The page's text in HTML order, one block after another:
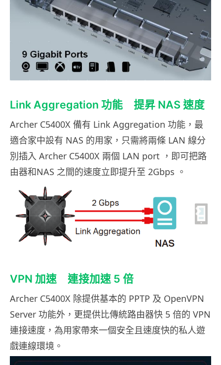
Link Aggregation 功能 提昇 NAS 速度
Archer C5400X 備有 Link Aggregation 功能，最
適合家中設有 NAS 的用家，只需將兩條 LAN 線分
別插入 Archer C5400X 兩個 LAN port ，即可把路
由器和NAS 之間的速度立即提升至 2Gbps 。
VPN 加速 連接加速 5 倍
Archer C5400X 除提供基本的 PPTP 及 OpenVPN
Server 功能外，更提供比傳統路由器快 5 倍的 VPN
連接速度，為用家帶來一個安全且速度快的私人遊
戲連線環境。